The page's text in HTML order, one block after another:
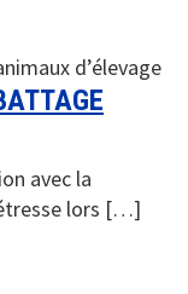
d’élevage
avec la
lors […]